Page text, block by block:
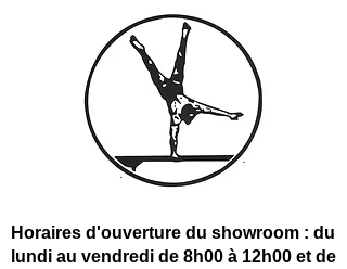
Horaires d'ouverture du showroom : du
lundi au vendredi de 8h00 à 12h00 et de